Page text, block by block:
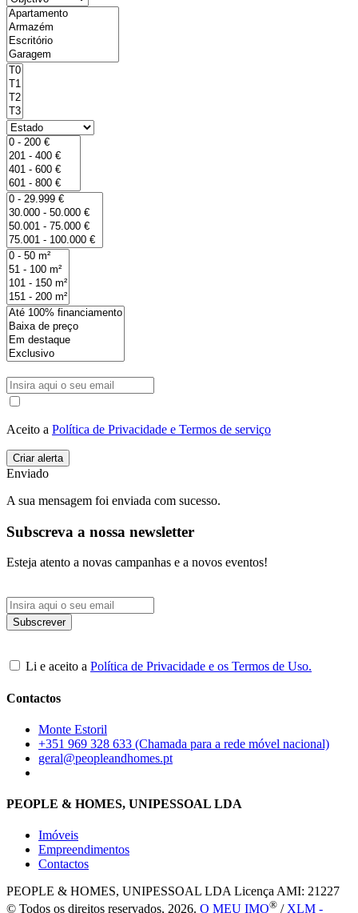
Aceito a Política de Privacidade e Termos de serviço
Enviado
A sua mensagem foi enviada com sucesso.
Subscreva a nossa newsletter
Esteja atento a novas campanhas e a novos eventos!
Li e aceito a Política de Privacidade e os Termos de Uso.
Contactos
Monte Estoril
+351 969 328 633 (Chamada para a rede móvel nacional)
geral@peopleandhomes.pt
PEOPLE & HOMES, UNIPESSOAL LDA
Imóveis
Empreendimentos
Contactos
PEOPLE & HOMES, UNIPESSOAL LDA Licença AMI: 21227
© Todos os direitos reservados, 2026. O MEU IMO® /XLM -